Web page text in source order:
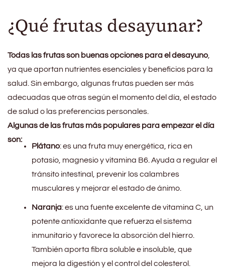
¿Qué frutas desayunar?
Todas las frutas son buenas opciones para el desayuno,
ya que aportan nutrientes esenciales y beneficios para la
salud. Sin embargo, algunas frutas pueden ser más
adecuadas que otras según el momento del día, el estado
de salud o las preferencias personales.
Algunas de las frutas más populares para empezar el día
son:
Plátano: es una fruta muy energética, rica en
potasio, magnesio y vitamina B6. Ayuda a regular el
tránsito intestinal, prevenir los calambres
musculares y mejorar el estado de ánimo.
Naranja: es una fuente excelente de vitamina C, un
potente antioxidante que refuerza el sistema
inmunitario y favorece la absorción del hierro.
También aporta fibra soluble e insoluble, que
mejora la digestión y el control del colesterol.